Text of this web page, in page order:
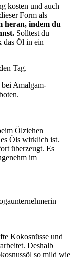
kosten und auch
Form als
heran, indem du
Solltest du
das Öl in ein
Tag.
bei Amalgam-
Ölziehen
Öls wirklich ist.
überzeugt. Es
im
Kokosnüsse und
Deshalb
so mild wie